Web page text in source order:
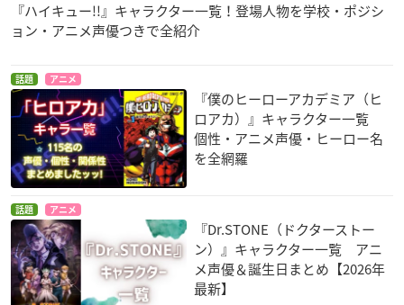
『ハイキュー!!』キャラクター一覧！登場人物を学校・ポジシ
ョン・アニメ声優つきで全紹介
話題 アニメ
『僕のヒーローアカデミア（ヒ
ロアカ）』キャラクター一覧
個性・アニメ声優・ヒーロー名
を全網羅
話題 アニメ
『Dr.STONE（ドクターストー
ン）』キャラクター一覧 アニ
メ声優＆誕生日まとめ【2026年
最新】